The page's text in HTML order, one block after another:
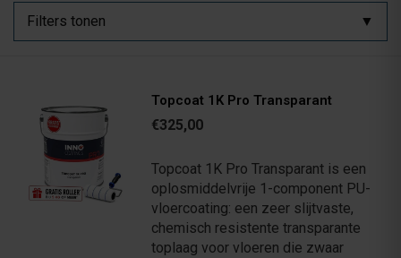
Filters tonen
Topcoat 1K Pro Transparant
€325,00
Topcoat 1K Pro Transparant is een
oplosmiddelvrije 1-component PU-
vloercoating: een zeer slijtvaste,
chemisch resistente transparante
toplaag voor vloeren die zwaar